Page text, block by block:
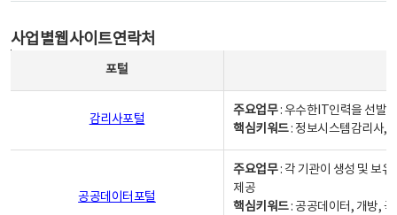
사업별웹사이트연락처
포털
감리사포털
주요업무: 우수한IT인력을 선발
핵심키워드: 정보시스템감리사,
공공데이터포털
주요업무: 각 기관이 생성 및 보
제공
핵심키워드: 공공데이터, 개방,